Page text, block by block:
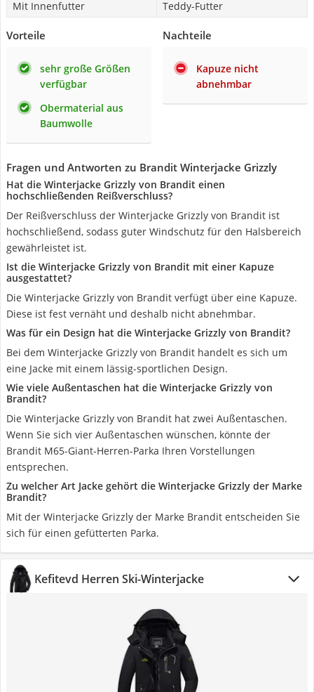
Mit Innenfutter
Teddy-Futter
Vorteile
sehr große Größen
verfügbar
Obermaterial aus
Baumwolle
Nachteile
Kapuze nicht
abnehmbar
Fragen und Antworten zu Brandit Winterjacke Grizzly
Hat die Winterjacke Grizzly von Brandit einen
hochschließenden Reißverschluss?
Der Reißverschluss der Winterjacke Grizzly von Brandit ist
hochschließend, sodass guter Windschutz für den Halsbereich
gewährleistet ist.
Ist die Winterjacke Grizzly von Brandit mit einer Kapuze
ausgestattet?
Die Winterjacke Grizzly von Brandit verfügt über eine Kapuze.
Diese ist fest vernäht und deshalb nicht abnehmbar.
Was für ein Design hat die Winterjacke Grizzly von Brandit?
Bei dem Winterjacke Grizzly von Brandit handelt es sich um
eine Jacke mit einem lässig-sportlichen Design.
Wie viele Außentaschen hat die Winterjacke Grizzly von
Brandit?
Die Winterjacke Grizzly von Brandit hat zwei Außentaschen.
Wenn Sie sich vier Außentaschen wünschen, könnte der
Brandit M65-Giant-Herren-Parka Ihren Vorstellungen
entsprechen.
Zu welcher Art Jacke gehört die Winterjacke Grizzly der Marke
Brandit?
Mit der Winterjacke Grizzly der Marke Brandit entscheiden Sie
sich für einen gefütterten Parka.
Kefitevd Herren Ski-Winterjacke